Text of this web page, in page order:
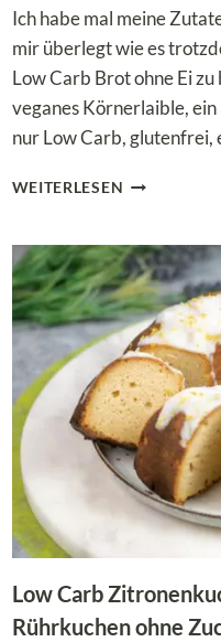
Ich habe mal meine
mir überlegt wie es
Low Carb Brot ohne Ei
veganes Körnerlaible,
nur Low Carb,
WEITERLESEN LOW
–
OHNE
UND
EI
Low Carb
Rührkuchen ohne